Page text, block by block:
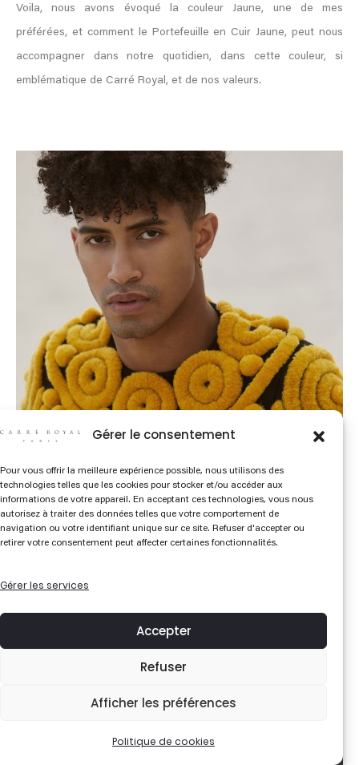
Gérer le consentement
Pour vous offrir la meilleure expérience possible, nous utilisons des
technologies telles que les cookies pour stocker et/ou accéder aux
informations de votre appareil. En acceptant ces technologies, vous nous
autorisez à traiter des données telles que votre comportement de
navigation ou votre identifiant unique sur ce site. Refuser d'accepter ou
retirer votre consentement peut affecter certaines fonctionnalités.
Gérer les services
Accepter
Refuser
Afficher les préférences
Politique de cookies
Voila, nous avons évoqué la couleur Jaune, une de mes
préférées, et comment le Portefeuille en Cuir Jaune, peut nous
accompagner dans notre quotidien, dans cette couleur, si
emblématique de Carré Royal, et de nos valeurs.
Création de Mathias Ouvrard